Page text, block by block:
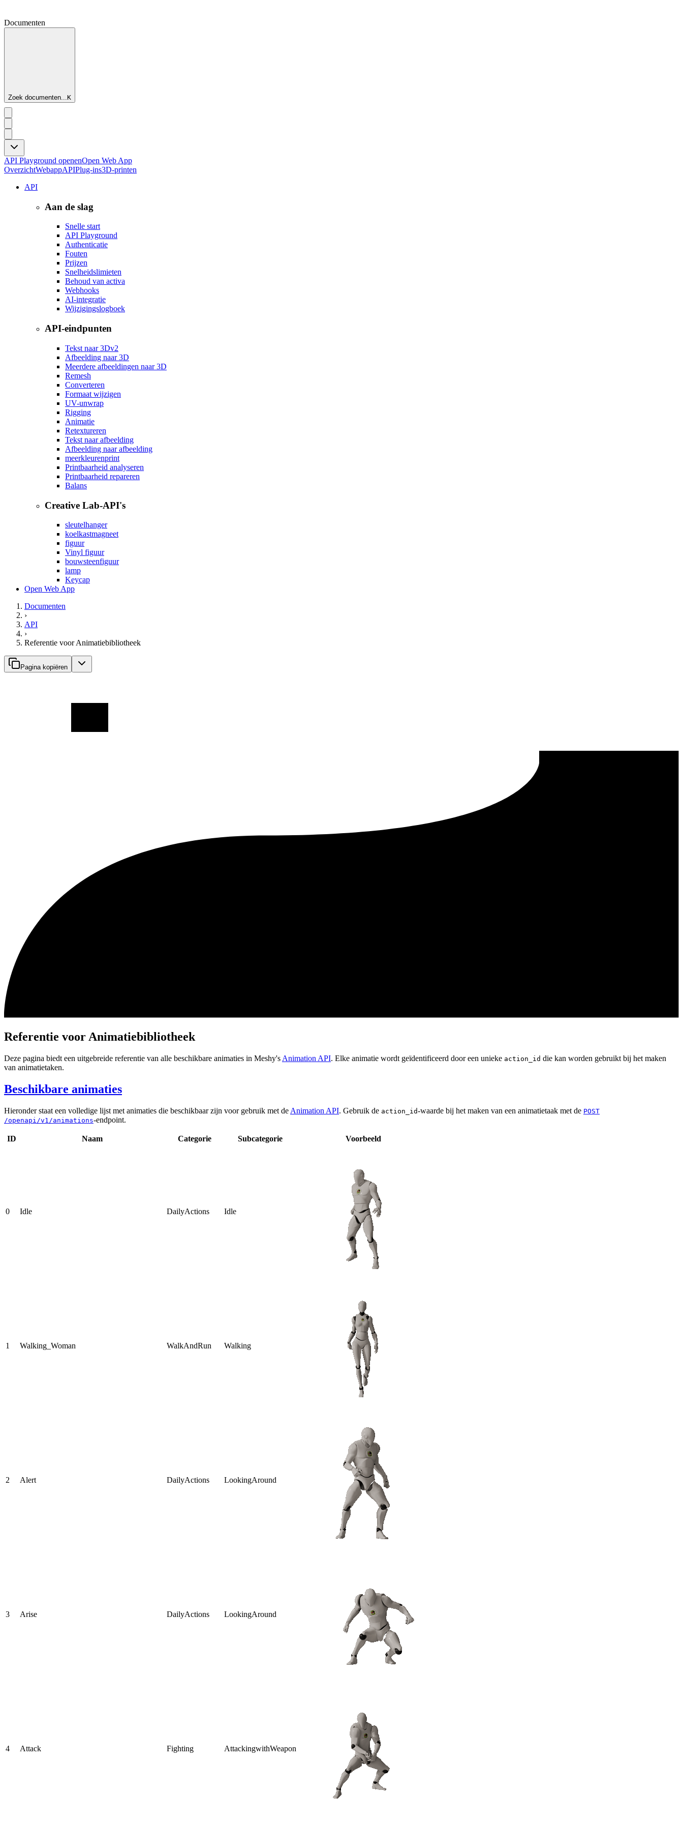
Documenten
Zoek documenten...K
API Playground openenOpen Web App
OverzichtWebappAPIPlug-ins3D-printen
API
Aan de slag
Snelle start
API Playground
Authenticatie
Fouten
Prijzen
Snelheidslimieten
Behoud van activa
Webhooks
AI-integratie
Wijzigingslogboek
API-eindpunten
Tekst naar 3Dv2
Afbeelding naar 3D
Meerdere afbeeldingen naar 3D
Remesh
Converteren
Formaat wijzigen
UV-unwrap
Rigging
Animatie
Retextureren
Tekst naar afbeelding
Afbeelding naar afbeelding
meerkleurenprint
Printbaarheid analyseren
Printbaarheid repareren
Balans
Creative Lab-API's
sleutelhanger
koelkastmagneet
figuur
Vinyl figuur
bouwsteenfiguur
lamp
Keycap
Open Web App
Documenten
›
API
›
Referentie voor Animatiebibliotheek
Pagina kopiëren
Referentie voor Animatiebibliotheek
Deze pagina biedt een uitgebreide referentie van alle beschikbare animaties in Meshy's Animation API. Elke animatie wordt geïdentificeerd door een unieke action_id die kan worden gebruikt bij het maken
van animatietaken.
Beschikbare animaties
Hieronder staat een volledige lijst met animaties die beschikbaar zijn voor gebruik met de Animation API. Gebruik de action_id-waarde bij het maken van een animatietaak met de POST
/openapi/v1/animations-endpoint.
ID Naam Categorie Subcategorie Voorbeeld
0 Idle DailyActions Idle
1 Walking_Woman WalkAndRun Walking
2 Alert DailyActions LookingAround
3 Arise DailyActions LookingAround
4 Attack Fighting AttackingwithWeapon